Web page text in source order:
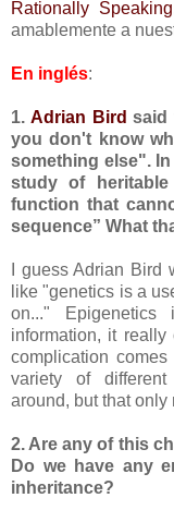
Rationally Speaking
amablemente a
En inglés:
1. Adrian Bird said
you don't know
something else".
study of
function that
sequence” What
I guess Adrian
like "genetics is a
on..."
information, it
complication
variety of
around, but that only
2. Are any of this
Do we have any
inheritance?